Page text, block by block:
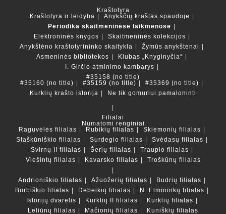
Kraštotyra
Kraštotyra ir leidyba
Anykščių kraštas spaudoje
Periodika skaitmeninėse laikmenose
Elektroninės knygos
Skaitmeninės kolekcijos
Anykštėno kraštotyrininko skaitykla
Žymūs anykštėnai
Asmeninės bibliotekos
Klubas „Knyginyčia“
I. Girčio atminimo kambarys
#35158 (no title)
#35160 (no title)
#35159 (no title)
#35369 (no title)
Kurklių krašto istorija
Ne tik gomuriui pamaloninti
Filialai
Numatomi renginiai
Raguvėlės filialas
Rubikių filialas
Skiemonių filialas
Staškūniškio filialas
Surdegio filialas
Svėdasų filialas
Svirnų II filialas
Šerių filialas
Traupio filialas
Viešintų filialas
Kavarsko filialas Troškūnų filialas
Andrioniškio filialas Ažuožerių filialas
Budrių filialas
Burbiškio filialas
Debeikių filialas
N. Elmininkų filialas
Istorijų dvarelis
Kurklių II filialas
Kurklių filialas
Leliūnų filialas
Mačionių filialas Kuniškių filialas